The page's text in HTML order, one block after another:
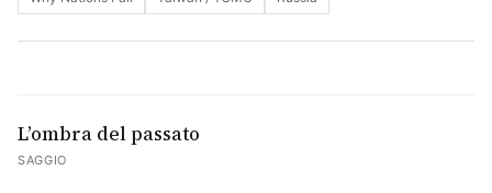
L’ombra del passato
SAGGIO